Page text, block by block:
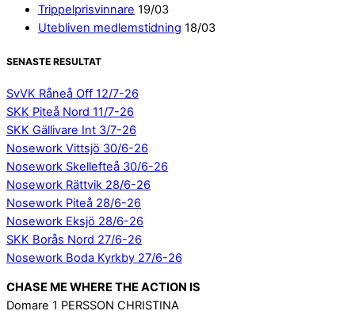
Trippelprisvinnare 19/03
Utebliven medlemstidning 18/03
SENASTE RESULTAT
SvVK Råneå Off 12/7-26
SKK Piteå Nord 11/7-26
SKK Gällivare Int 3/7-26
Nosework Vittsjö 30/6-26
Nosework Skellefteå 30/6-26
Nosework Rättvik 28/6-26
Nosework Piteå 28/6-26
Nosework Eksjö 28/6-26
SKK Borås Nord 27/6-26
Nosework Boda Kyrkby 27/6-26
CHASE ME WHERE THE ACTION IS
Domare 1 PERSSON CHRISTINA